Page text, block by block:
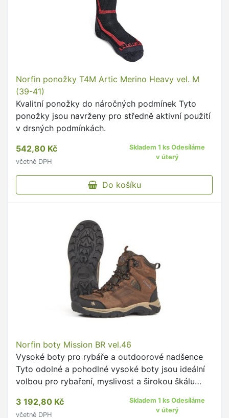
Norfin ponožky T4M Artic Merino Heavy vel. M
(39-41)
Kvalitní ponožky do náročných podmínek Tyto
ponožky jsou navrženy pro středně aktivní použití
v drsných podmínkách.
542,80 Kč
včetně DPH
Skladem 1 ks Odesíláme
v úterý
Do košíku
Norfin boty Mission BR vel.46
Vysoké boty pro rybáře a outdoorové nadšence
Tyto odolné a pohodlné vysoké boty jsou ideální
volbou pro rybaření, myslivost a širokou škálu
3 192,80 Kč
včetně DPH
Skladem 1 ks Odesíláme
v úterý